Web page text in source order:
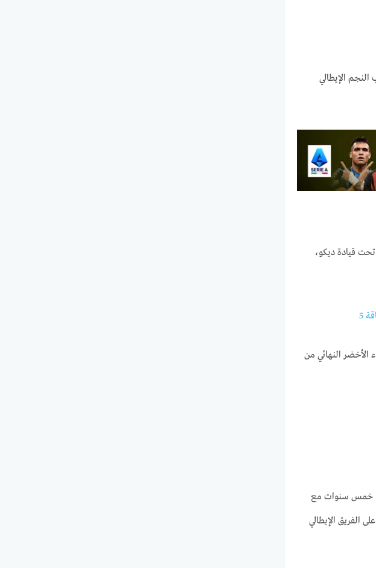
الإيطالي
تحت قيادة ديكو،
الأخضر النهائي من
خمس سنوات مع
الفريق الإيطالي